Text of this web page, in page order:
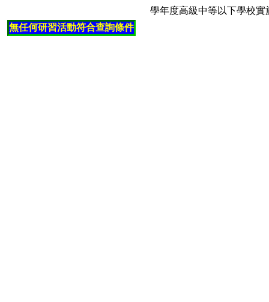
學年度高級中等以下學校
無任何研習活動符合查詢條件